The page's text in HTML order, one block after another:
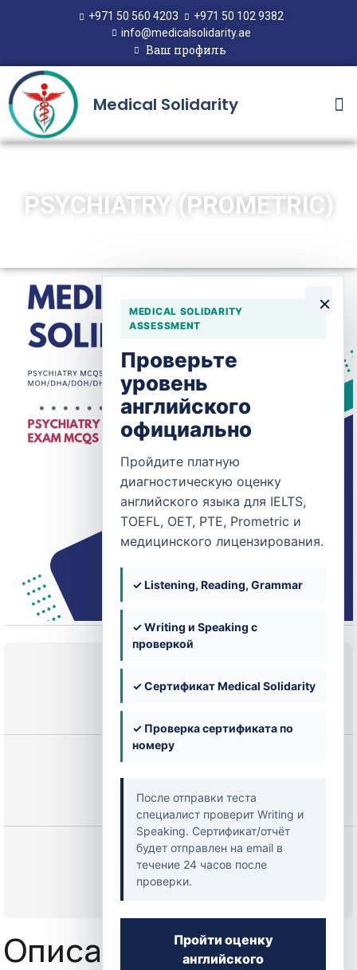
+971 50 560 4203
+971 50 102 9382
info@medicalsolidarity.ae
Ваш профиль
Medical Solidarity
×
MEDICAL SOLIDARITY
ASSESSMENT
Проверьте
уровень
английского
официально
Пройдите платную
диагностическую оценку
английского языка для IELTS,
TOEFL, OET, PTE, Prometric и
медицинского лицензирования.
✓ Listening, Reading, Grammar
✓ Writing и Speaking с
проверкой
✓ Сертификат Medical Solidarity
✓ Проверка сертификата по
номеру
После отправки теста
специалист проверит Writing и
Speaking. Сертификат/отчёт
будет отправлен на email в
течение 24 часов после
проверки.
Пройти оценку
английского
PSYCHIATRY (PROMETRIC)
Текущее состояние
НЕ ЗАПИСАН
Цена
250,00 $
Начать
Описание курса